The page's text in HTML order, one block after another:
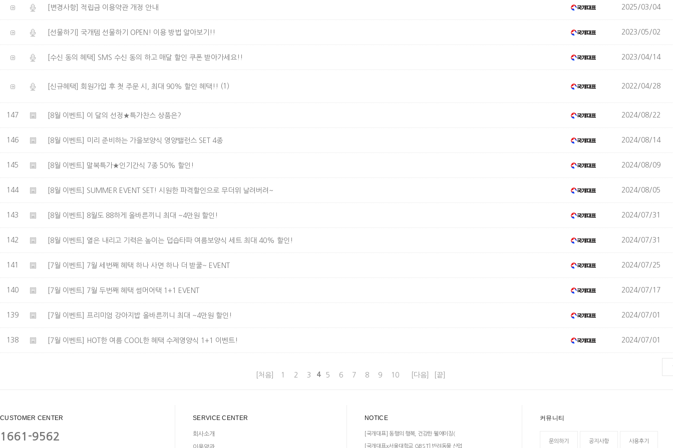
[변경사항] 적립금 이용약관 개정 안내 2025/03/04
[선물하기] 국개템 선물하기 OPEN! 이용 방법 알아보기!! 2023/05/02
[수신 동의 혜택] SMS 수신 동의 하고 매달 할인 쿠폰 받아가세요!! 2023/04/14
[신규혜택] 회원가입 후 첫 주문 시, 최대 90% 할인 혜택!! (1) 2022/04/28
147 [8월 이벤트] 이 달의 선정★특가찬스 상품은? 2024/08/22
146 [8월 이벤트] 미리 준비하는 가을보양식 영양밸런스 SET 4종 2024/08/14
145 [8월 이벤트] 말복특가★인기간식 7종 50% 할인! 2024/08/09
144 [8월 이벤트] SUMMER EVENT SET! 시원한 파격할인으로 무더위 날려버려~ 2024/08/05
143 [8월 이벤트] 8월도 88하게 올바른끼니 최대 ~4만원 할인! 2024/07/31
142 [8월 이벤트] 열은 내리고 기력은 높이는 덥습타파 여름보양식 세트 최대 40% 할인! 2024/07/31
141 [7월 이벤트] 7월 세번째 혜택 하나 사면 하나 더 받쿨~ EVENT 2024/07/25
140 [7월 이벤트] 7월 두번째 혜택 썸머어택 1+1 EVENT 2024/07/17
139 [7월 이벤트] 프리미엄 강아지밥 올바른끼니 최대 ~4만원 할인! 2024/07/01
138 [7월 이벤트] HOT한 여름 COOL한 혜택 수제영양식 1+1 이벤트! 2024/07/01
[처음] 1 2 3 4 5 6 7 8 9 10 [다음] [끝]
CUSTOMER CENTER
1661-9562
SERVICE CENTER
회사소개
NOTICE
[국개대표] 동행의 행복, 건강한 웰에이징(
[국개대표x서울대학교 GBST] 반려동물 산업
커뮤니티
문의하기 공지사항 사용후기